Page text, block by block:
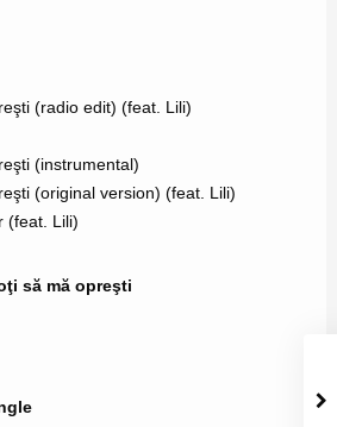
(radio edit) (feat. Lili)
(instrumental)
(original version) (feat. Lili)
(feat. Lili)
să mă opreşti